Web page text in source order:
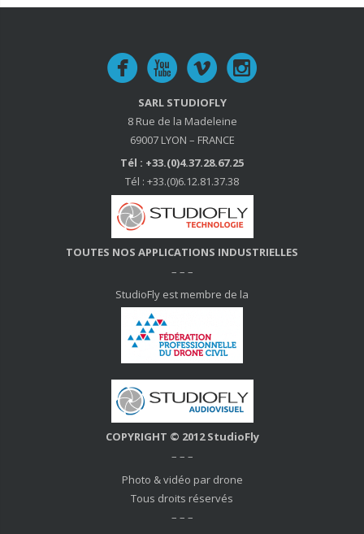
SARL STUDIOFLY
8 Rue de la Madeleine
69007 LYON – FRANCE
Tél : +33.(0)4.37.28.67.25
Tél : +33.(0)6.12.81.37.38
TOUTES NOS APPLICATIONS INDUSTRIELLES
– – –
StudioFly est membre de la
COPYRIGHT © 2012 StudioFly
– – –
Photo & vidéo par drone
Tous droits réservés
– – –